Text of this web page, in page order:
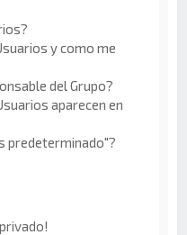
y como me
del Grupo?
aparecen en
predeterminado"?